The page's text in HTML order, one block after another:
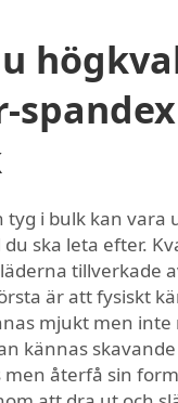
i bulk kan vara
ska leta efter.
tillverkade
är att fysiskt
mjukt men inte
kännas
återfå sin